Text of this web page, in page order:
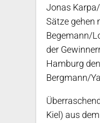
Jonas
Sätze gehen
Begemann/
der
Hamburg
Bergmann/
Kiel) aus